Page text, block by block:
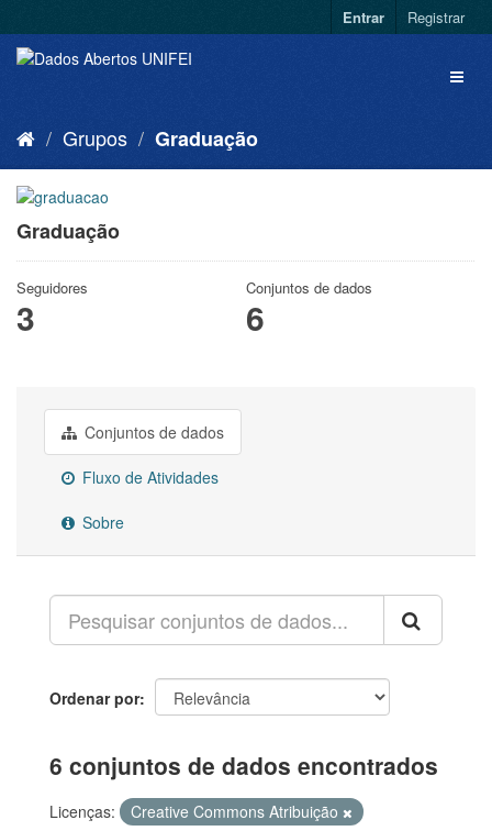
Entrar Registrar
Grupos Graduação
Graduação
Seguidores
3
Conjuntos de dados
6
Conjuntos de dados
Fluxo de Atividades
Sobre
Ordenar por
6 conjuntos de dados encontrados
Licenças:
Creative Commons Atribuição